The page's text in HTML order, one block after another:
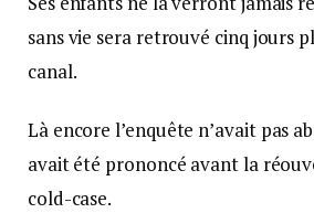
sans vie sera retrouvé cinq jours
canal.
Là encore l’enquête n’avait pas
avait été prononcé avant la
cold-case.